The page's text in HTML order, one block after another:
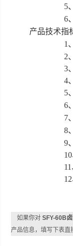
5
6
产品技术指
1
2
3
4
5
6
7
8
9
10
11
12
如果你对SFY-60B
产品信息，填写下表直